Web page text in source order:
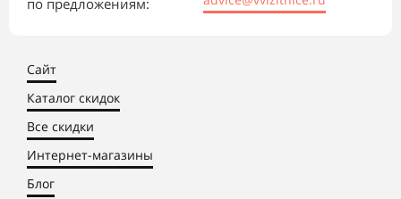
по предложениям:
Сайт
Каталог скидок
Все скидки
Интернет-магазины
Блог